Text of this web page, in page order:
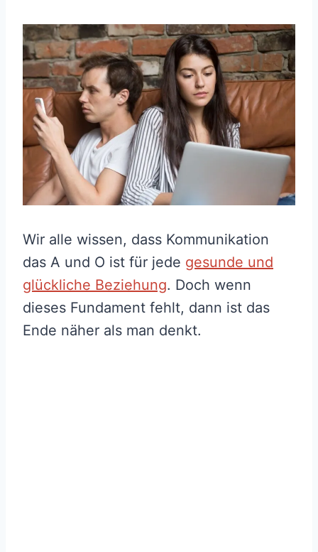
Wir alle wissen, dass Kommunikation
das A und O ist für jede gesunde und
glückliche Beziehung. Doch wenn
dieses Fundament fehlt, dann ist das
Ende näher als man denkt.